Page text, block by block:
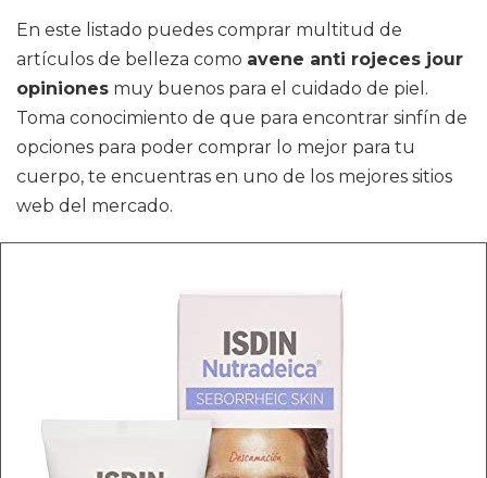
En este listado puedes comprar multitud de
artículos de belleza como avene anti rojeces jour
opiniones muy buenos para el cuidado de piel.
Toma conocimiento de que para encontrar sinfín de
opciones para poder comprar lo mejor para tu
cuerpo, te encuentras en uno de los mejores sitios
web del mercado.